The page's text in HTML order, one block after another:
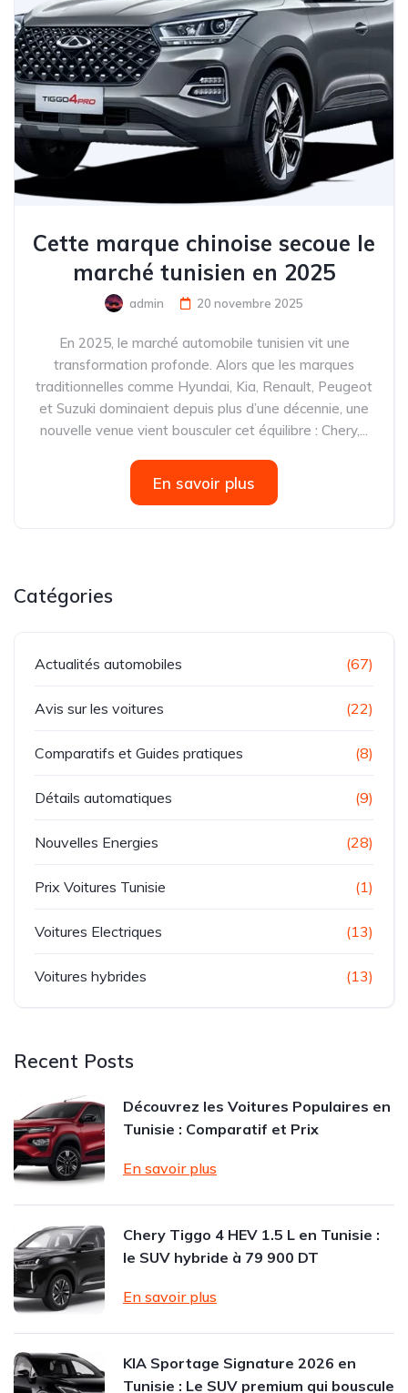
Cette marque chinoise secoue le
marché tunisien en 2025
admin 20 novembre 2025
En 2025, le marché automobile tunisien vit une
transformation profonde. Alors que les marques
traditionnelles comme Hyundai, Kia, Renault, Peugeot
et Suzuki dominaient depuis plus d’une décennie, une
nouvelle venue vient bousculer cet équilibre : Chery,...
En savoir plus
Catégories
Actualités automobiles (67)
Avis sur les voitures (22)
Comparatifs et Guides pratiques (8)
Détails automatiques (9)
Nouvelles Energies (28)
Prix Voitures Tunisie (1)
Voitures Electriques (13)
Voitures hybrides (13)
Recent Posts
Découvrez les Voitures Populaires en
Tunisie : Comparatif et Prix
En savoir plus
Chery Tiggo 4 HEV 1.5 L en Tunisie :
le SUV hybride à 79 900 DT
En savoir plus
KIA Sportage Signature 2026 en
Tunisie : Le SUV premium qui bouscule